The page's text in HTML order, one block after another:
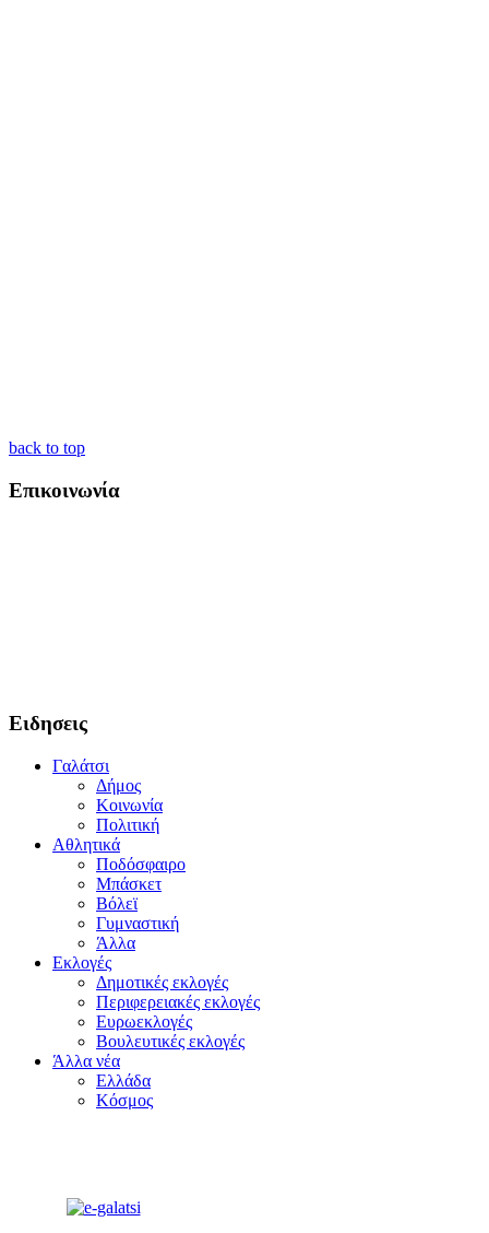
back to top
Επικοινωνία
Ειδησεις
Γαλάτσι
Δήμος
Κοινωνία
Πολιτική
Αθλητικά
Ποδόσφαιρο
Μπάσκετ
Βόλεϊ
Γυμναστική
Άλλα
Εκλογές
Δημοτικές εκλογές
Περιφερειακές εκλογές
Ευρωεκλογές
Βουλευτικές εκλογές
Άλλα νέα
Ελλάδα
Κόσμος